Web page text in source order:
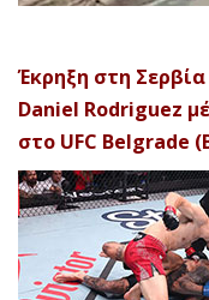
Έκρηξη στη
Daniel Rodriguez
στο UFC Belgrade